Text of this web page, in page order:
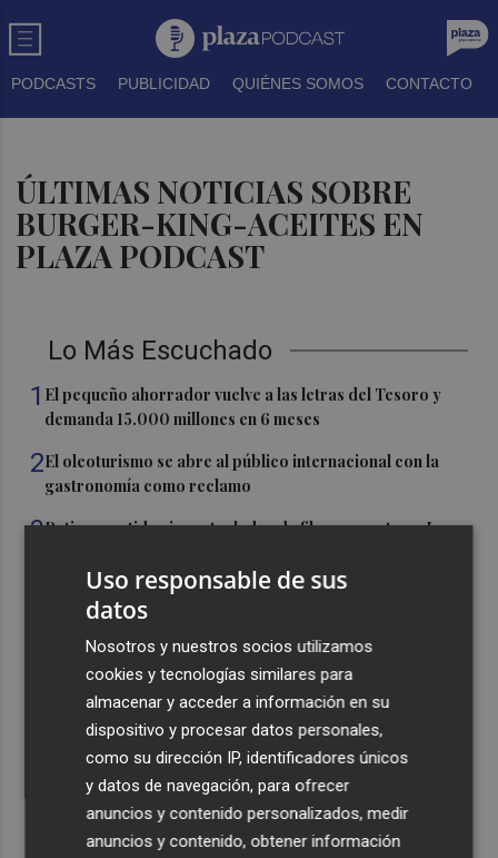
PODCASTS PUBLICIDAD QUIÉNES SOMOS CONTACTO
ÚLTIMAS NOTICIAS SOBRE
BURGER-KING-ACEITES EN
PLAZA PODCAST
Lo Más Escuchado
1 El pequeño ahorrador vuelve a las letras del Tesoro y
demanda 15.000 millones en 6 meses
2El oleoturismo se abre al público internacional con la
gastronomía como reclamo
3Retiran vertidos incontrolados de fibrocemento en La
Los Chorrillos y La Aparecida
El eclipse del 12 de agosto será "un espectáculo visual" y
permitirá ver las perseidas "de día"
Marián Cano: "No permitiremos ligar los apartamentos
turísticos a un problema de vivienda que el Gobierno no
afronta"
Uso responsable de sus
datos
Nosotros y nuestros socios utilizamos
cookies y tecnologías similares para
almacenar y acceder a información en su
dispositivo y procesar datos personales,
como su dirección IP, identificadores únicos
y datos de navegación, para ofrecer
anuncios y contenido personalizados, medir
anuncios y contenido, obtener información